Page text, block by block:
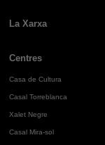
La Xarxa
Centres
Casa de Cultura
Casal Torreblanca
Xalet Negre
Casal Mira-sol